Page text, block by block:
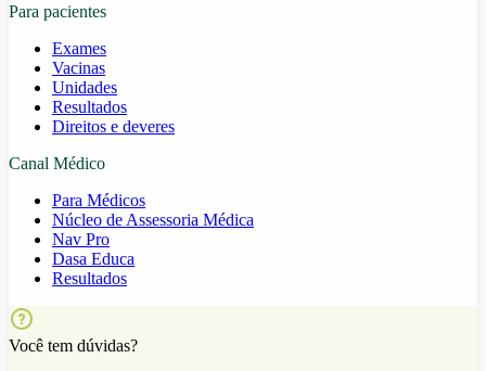
Para pacientes
Exames
Vacinas
Unidades
Resultados
Direitos e deveres
Canal Médico
Para Médicos
Núcleo de Assessoria Médica
Nav Pro
Dasa Educa
Resultados
Você tem dúvidas?